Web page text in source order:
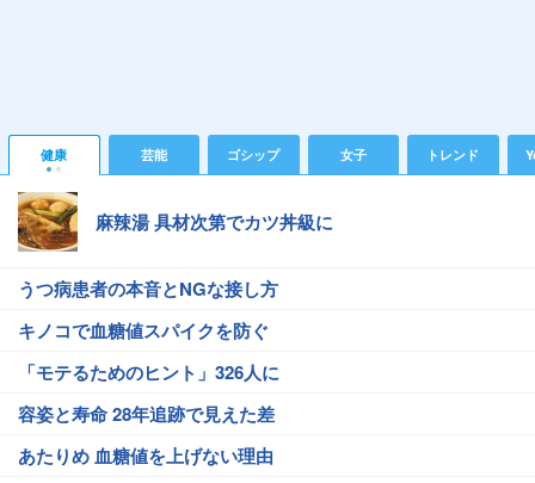
健康 芸能 ゴシップ 女子 トレンド
麻辣湯 具材次第でカツ丼級に
うつ病患者の本音とNGな接し方
キノコで血糖値スパイクを防ぐ
「モテるためのヒント」326人に
容姿と寿命 28年追跡で見えた差
あたりめ 血糖値を上げない理由